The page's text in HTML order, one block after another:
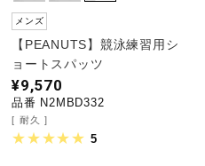
メンズ
【PEANUTS】競泳練習用シ
ョートスパッツ
¥9,570
品番 N2MBD332
耐久
5